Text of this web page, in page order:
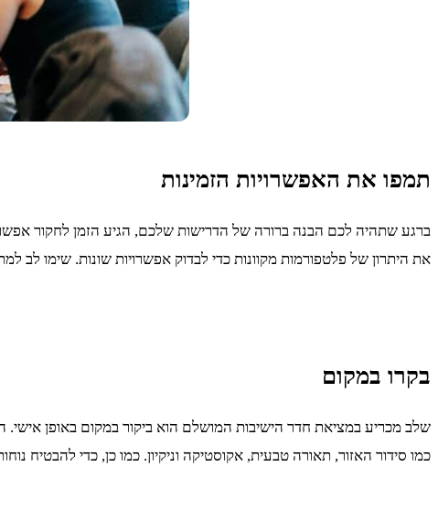
תמפו את האפשרויות הזמינות
ברגע שתהיה לכם הבנה ברורה של הדרישות שלכם, הגיע הזמן לחקור
את היתרון של פלטפורמות מקוונות כדי לבדוק אפשרויות שונות. שימו לב
בקרו במקום
שלב מכריע במציאת חדר הישיבות המושלם הוא ביקור במקום באופן
כמו סידור האזור, תאורה טבעית, אקוסטיקה וניקיון. כמו כן, כדי להבטיח